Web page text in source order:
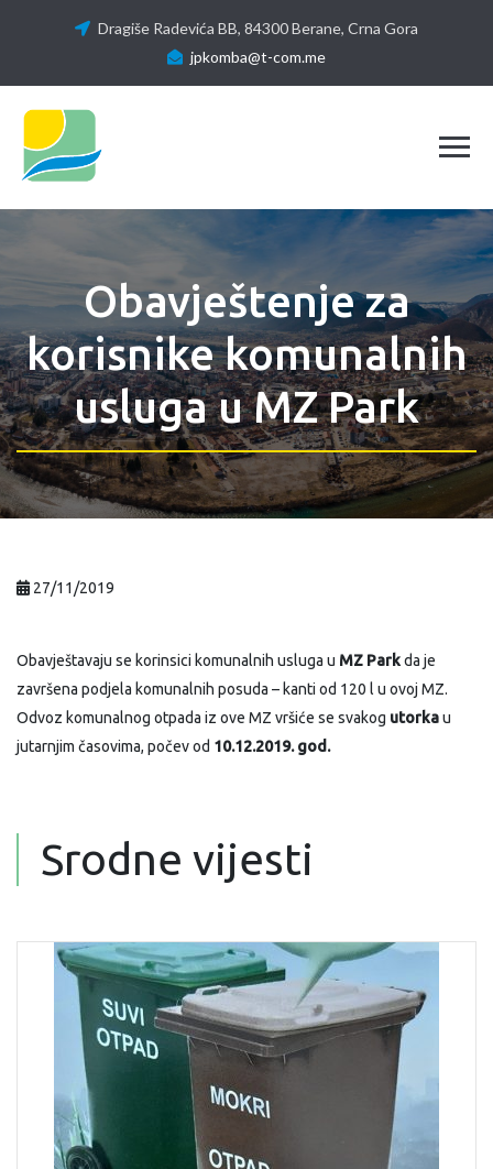
Dragiše Radevića BB, 84300 Berane, Crna Gora
jpkomba@t-com.me
Obavještenje za
korisnike komunalnih
usluga u MZ Park
27/11/2019
Obavještavaju se korinsici komunalnih usluga u MZ Parkda je
završena podjela komunalnih posuda – kanti od 120 l u ovoj MZ.
Odvoz komunalnog otpada iz ove MZ vršiće se svakog utorkau
jutarnjim časovima, počev od 10.12.2019. god.
Srodne vijesti